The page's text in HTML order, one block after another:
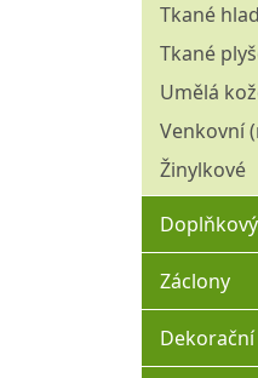
Tkané
Tkané
Umělá
Venkovní
Žinylkové
Molitany
Ozdobné
Záclony
Hladké
Kusové